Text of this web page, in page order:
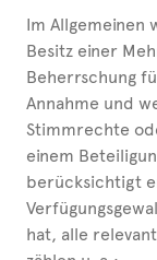
Im Allgemeinen
Besitz einer
Beherrschung
Annahme und
Stimmrechte
einem
berücksichtigt
hat, alle